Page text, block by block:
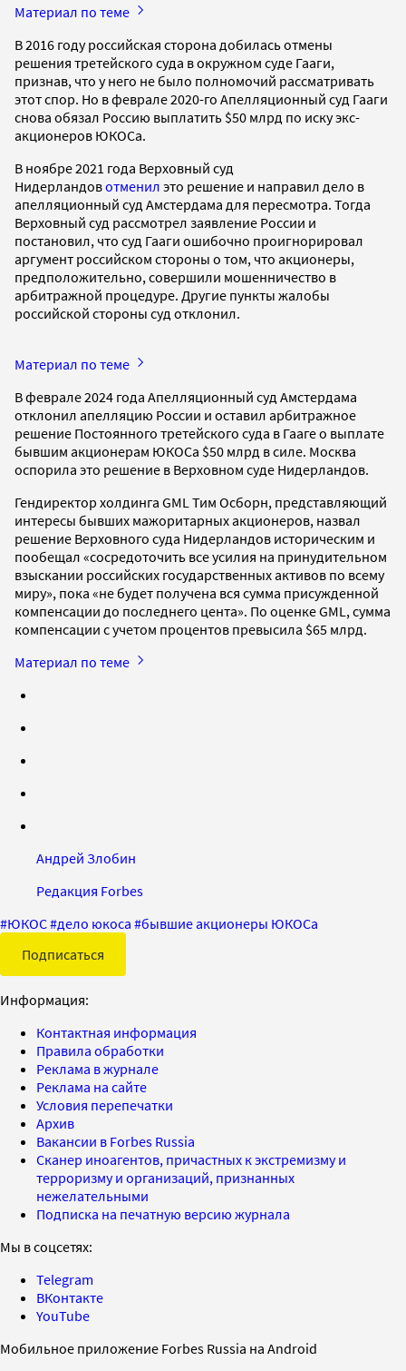
Материал по теме
В 2016 году российская сторона добилась отмены
решения третейского суда в окружном суде Гааги,
признав, что у него не было полномочий рассматривать
этот спор. Но в феврале 2020-го Апелляционный суд Гааги
снова обязал Россию выплатить $50 млрд по иску экс-
акционеров ЮКОСа.
В ноябре 2021 года Верховный суд
Нидерландовотменил это решение и направил дело в
апелляционный суд Амстердама для пересмотра. Тогда
Верховный суд рассмотрел заявление России и
постановил, что суд Гааги ошибочно проигнорировал
аргумент российском стороны о том, что акционеры,
предположительно, совершили мошенничество в
арбитражной процедуре. Другие пункты жалобы
российской стороны суд отклонил.
Материал по теме
В феврале 2024 года Апелляционный суд Амстердама
отклонил апелляцию России и оставил арбитражное
решение Постоянного третейского суда в Гааге о выплате
бывшим акционерам ЮКОСа $50 млрд в силе. Москва
оспорила это решение в Верховном суде Нидерландов.
Гендиректор холдинга GML Тим Осборн, представляющий
интересы бывших мажоритарных акционеров, назвал
решение Верховного суда Нидерландов историческим и
пообещал «сосредоточить все усилия на принудительном
взыскании российских государственных активов по всему
миру», пока «не будет получена вся сумма присужденной
компенсации до последнего цента». По оценке GML, сумма
компенсации с учетом процентов превысила $65 млрд.
Материал по теме
Андрей Злобин
Редакция Forbes
#ЮКОС#дело юкоса #бывшие акционеры ЮКОСа
Подписаться
Информация:
Контактная информация
Правила обработки
Реклама в журнале
Реклама на сайте
Условия перепечатки
Архив
Вакансии в Forbes Russia
Сканер иноагентов, причастных к экстремизму и
терроризму и организаций, признанных
нежелательными
Подписка на печатную версию журнала
Мы в соцсетях:
Telegram
ВКонтакте
YouTube
Мобильное приложение Forbes Russia на Android